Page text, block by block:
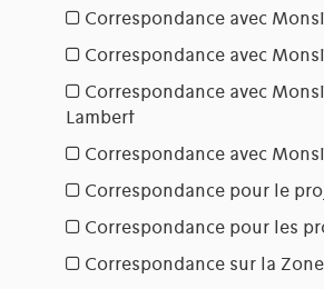
Correspondance avec
Correspondance avec
Correspondance avec
Lambert
Correspondance avec
Correspondance pour le
Correspondance pour les
Correspondance sur la